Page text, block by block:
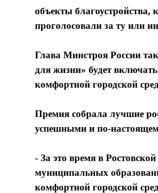
объекты благоустройства,
проголосовали за ту или
Глава Минстроя России
для жизни» будет
комфортной городской
Премия собрала лучшие
успешными и по-
- За это время в
муниципальных
комфортной городской